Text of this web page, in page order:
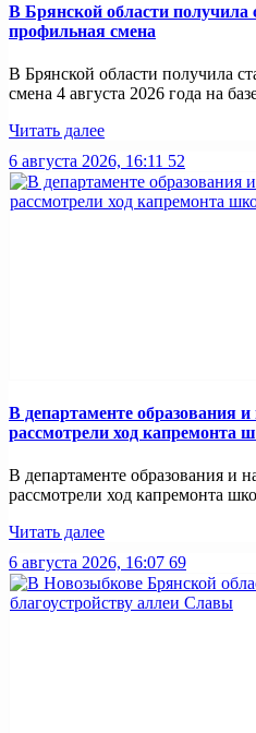
В Брянской области получила
профильная смена
В Брянской области получила
смена 4 августа 2026 года на
Читать далее
6 августа 2026, 16:11 52
В департаменте образования
рассмотрели ход капремонта
В департаменте образования и
рассмотрели ход капремонта
Читать далее
6 августа 2026, 16:07 69